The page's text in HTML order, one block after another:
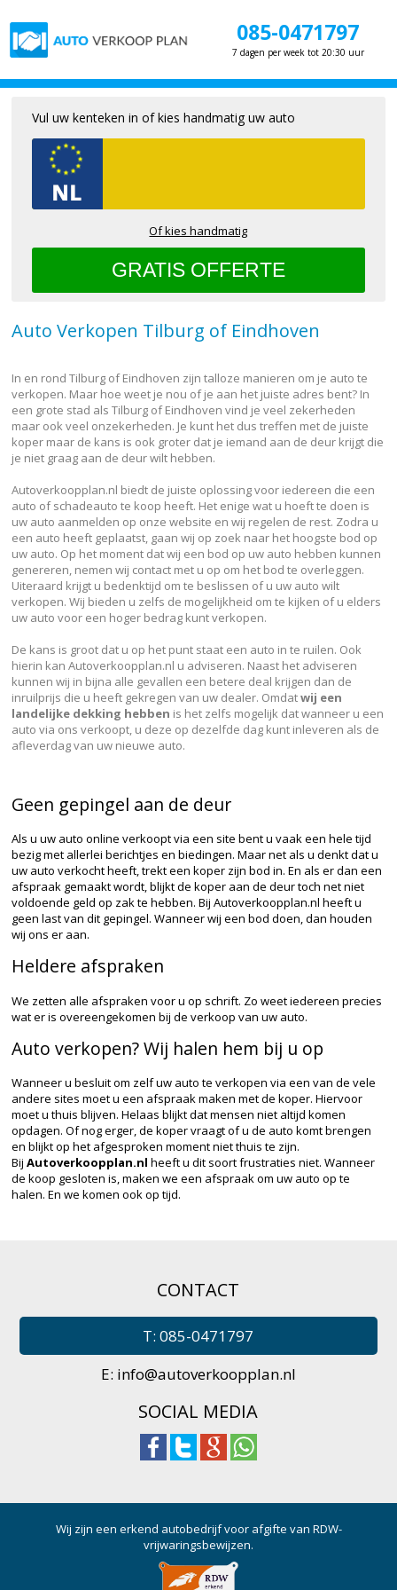
085-0471797
7 dagen per week tot 20:30 uur
Auto Verkopen Tilburg of Eindhoven
In en rond Tilburg of Eindhoven zijn talloze manieren om je auto te
verkopen. Maar hoe weet je nou of je aan het juiste adres bent? In
een grote stad als Tilburg of Eindhoven vind je veel zekerheden
maar ook veel onzekerheden. Je kunt het dus treffen met de juiste
koper maar de kans is ook groter dat je iemand aan de deur krijgt die
je niet graag aan de deur wilt hebben.
Autoverkoopplan.nl biedt de juiste oplossing voor iedereen die een
auto of schadeauto te koop heeft. Het enige wat u hoeft te doen is
uw auto aanmelden op onze website en wij regelen de rest. Zodra u
een auto heeft geplaatst, gaan wij op zoek naar het hoogste bod op
uw auto. Op het moment dat wij een bod op uw auto hebben kunnen
genereren, nemen wij contact met u op om het bod te overleggen.
Uiteraard krijgt u bedenktijd om te beslissen of u uw auto wilt
verkopen. Wij bieden u zelfs de mogelijkheid om te kijken of u elders
uw auto voor een hoger bedrag kunt verkopen.
De kans is groot dat u op het punt staat een auto in te ruilen. Ook
hierin kan Autoverkoopplan.nl u adviseren. Naast het adviseren
kunnen wij in bijna alle gevallen een betere deal krijgen dan de
inruilprijs die u heeft gekregen van uw dealer. Omdatwij een
landelijke dekking hebben is het zelfs mogelijk dat wanneer u een
auto via ons verkoopt, u deze op dezelfde dag kunt inleveren als de
afleverdag van uw nieuwe auto.
Geen gepingel aan de deur
Als u uw auto online verkoopt via een site bent u vaak een hele tijd
bezig met allerlei berichtjes en biedingen. Maar net als u denkt dat u
uw auto verkocht heeft, trekt een koper zijn bod in. En als er dan een
afspraak gemaakt wordt, blijkt de koper aan de deur toch net niet
voldoende geld op zak te hebben. Bij Autoverkoopplan.nl heeft u
geen last van dit gepingel. Wanneer wij een bod doen, dan houden
wij ons er aan.
Heldere afspraken
We zetten alle afspraken voor u op schrift. Zo weet iedereen precies
wat er is overeengekomen bij de verkoop van uw auto.
Auto verkopen? Wij halen hem bij u op
Wanneer u besluit om zelf uw auto te verkopen via een van de vele
andere sites moet u een afspraak maken met de koper. Hiervoor
moet u thuis blijven. Helaas blijkt dat mensen niet altijd komen
opdagen. Of nog erger, de koper vraagt of u de auto komt brengen
en blijkt op het afgesproken moment niet thuis te zijn.
BijAutoverkoopplan.nl heeft u dit soort frustraties niet. Wanneer
de koop gesloten is, maken we een afspraak om uw auto op te
halen. En we komen ook op tijd.
Vul uw kenteken in of kies handmatig uw auto
Of kies handmatig
CONTACT
T: 085-0471797
E: info@autoverkoopplan.nl
SOCIAL MEDIA
Wij zijn een erkend autobedrijf voor afgifte van RDW-
vrijwaringsbewijzen.